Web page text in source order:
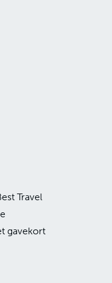
Travel
gavekort